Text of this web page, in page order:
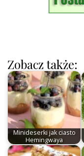
Zobacz także:
Minideserki jak ciasto
Hemingwaya